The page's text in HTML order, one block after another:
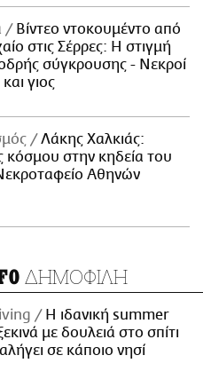
Βίντεο ντοκουμέντο από
στις Σέρρες: Η στιγμή
σύγκρουσης - Νεκροί
γιος
Λάκης Χαλκιάς:
κόσμου στην κηδεία του
Αθηνών
ΔΗΜΟΦΙΛΗ
Η ιδανική summer
με δουλειά στο σπίτι
σε κάποιο νησί